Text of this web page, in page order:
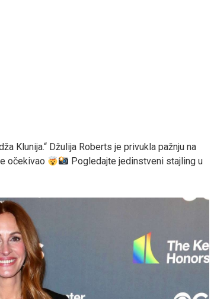
Klunija.“ Džulija Roberts je privukla pažnju na
očekivao
Pogledajte jedinstveni stajling u